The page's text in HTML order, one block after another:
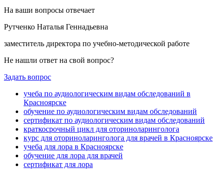
На ваши вопросы отвечает
Рутченко Наталья Геннадьевна
заместитель директора по учебно-методической работе
Не нашли ответ на свой вопрос?
Задать вопрос
учеба по аудиологическим видам обследований в
Красноярске
обучение по аудиологическим видам обследований
сертификат по аудиологическим видам обследований
краткосрочный цикл для оториноларинголога
курс для оториноларинголога для врачей в Красноярске
учеба для лора в Красноярске
обучение для лора для врачей
сертификат для лора